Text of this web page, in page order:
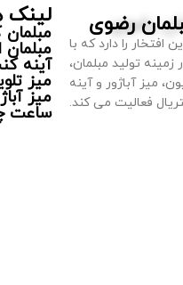
رضوی
را دارد که با
تولید مبلمان،
میز آباژور و آینه
فعالیت می کند.
لینک
آینه
میز
میز
ساعت